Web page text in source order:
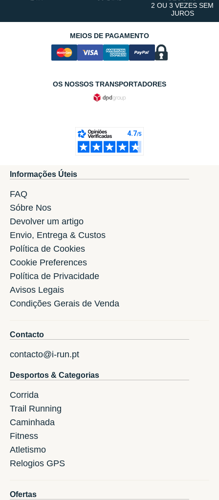
2 OU 3 VEZES SEM
JUROS
MEIOS DE PAGAMENTO
OS NOSSOS TRANSPORTADORES
Informações Úteis
FAQ
Sóbre Nos
Devolver um artigo
Envio, Entrega & Custos
Política de Cookies
Cookie Preferences
Política de Privacidade
Avisos Legais
Condições Gerais de Venda
Contacto
contacto@i-run.pt
Desportos & Categorias
Corrida
Trail Running
Caminhada
Fitness
Atletismo
Relogios GPS
Ofertas